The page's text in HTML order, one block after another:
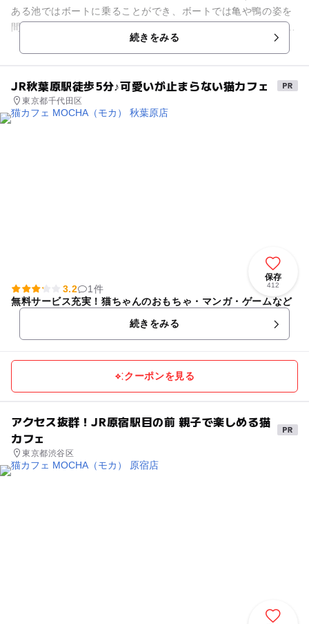
ある池ではボートに乗ることができ、ボートでは亀や鴨の姿を
間近で見ることができます。 また一角には無料の小動物園があ
続きをみる
JR秋葉原駅徒歩5分♪可愛いが止まらない猫カフェ
東京都千代田区
保存
412
3.2
1件
無料サービス充実！猫ちゃんのおもちゃ・マンガ・ゲームなど
続きをみる
クーポンを見る
アクセス抜群！JR原宿駅目の前 親子で楽しめる猫
カフェ
東京都渋谷区